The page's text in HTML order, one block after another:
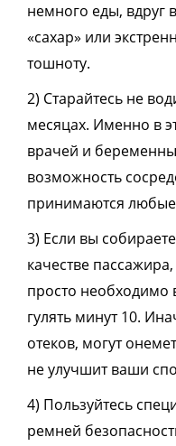
немного еды, вдруг
«сахар» или
тошноту.
2) Старайтесь не
месяцах. Именно в
врачей и
возможность
принимаются
3) Если вы
качестве
просто
гулять минут 10.
отеков, могут
не улучшит ваши
4) Пользуйтесь
ремней